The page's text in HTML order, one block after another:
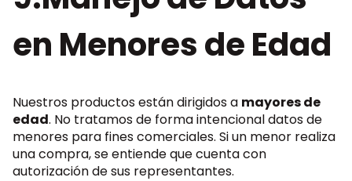
en Menores de Edad
Nuestros productos están dirigidos a mayores de
edad. No tratamos de forma intencional datos de
menores para fines comerciales. Si un menor realiza
una compra, se entiende que cuenta con
autorización de sus representantes.